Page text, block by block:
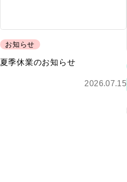
お知らせ
夏季休業のお知らせ
2026.07.15